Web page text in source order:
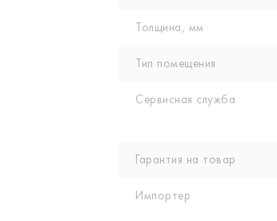
Толщина, мм
Тип помещения
Сервисная служба
Гарантия на товар
Импортер